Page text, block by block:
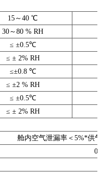
15～40 ℃
30～80 % RH
≤ ±0.5℃
≤ ± 2% RH
≤±0.8 ℃
≤ ±2 % RH
≤ ±0.5℃
≤ ± 2% RH
舱内空气泄漏率＜5%*供气